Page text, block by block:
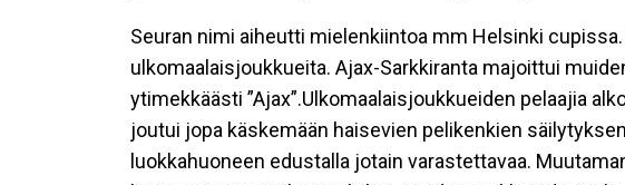
Seuran nimi aiheutti mielenkiintoa mm Helsinki
ulkomaalaisjoukkueita. Ajax-Sarkkiranta majoittui
ytimekkäästi ”Ajax”.Ulkomaalaisjoukkueiden pelaajia
joutui jopa käskemään haisevien pelikenkien
luokkahuoneen edustalla jotain varastettavaa.